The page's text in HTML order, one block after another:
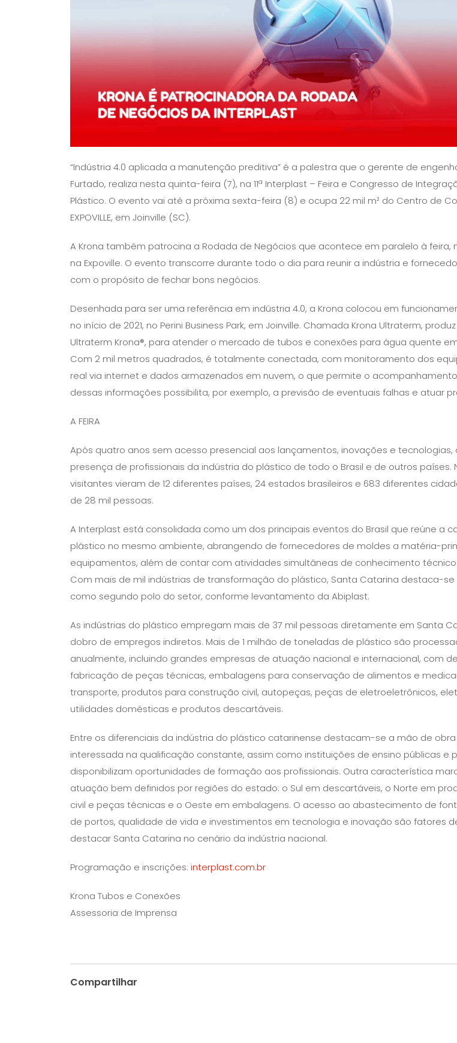
“Indústria 4.0 aplicada a manutenção preditiva” é a palestra que o gerente de
Furtado, realiza nesta quinta-feira (7), na 11ª Interplast – Feira e Congresso de
Plástico. O evento vai até a próxima sexta-feira (8) e ocupa 22 mil m² do Centro de
EXPOVILLE, em Joinville (SC).
A Krona também patrocina a Rodada de Negócios que acontece em paralelo à feira,
na Expoville. O evento transcorre durante todo o dia para reunir a indústria e
com o propósito de fechar bons negócios.
Desenhada para ser uma referência em indústria 4.0, a Krona colocou em
no início de 2021, no Perini Business Park, em Joinville. Chamada Krona Ultraterm,
Ultraterm Krona®, para atender o mercado de tubos e conexões para água quente
Com 2 mil metros quadrados, é totalmente conectada, com monitoramento dos
real via internet e dados armazenados em nuvem, o que permite o
dessas informações possibilita, por exemplo, a previsão de eventuais falhas e atuar
A FEIRA
Após quatro anos sem acesso presencial aos lançamentos, inovações e tecnologias,
presença de profissionais da indústria do plástico de todo o Brasil e de outros países.
visitantes vieram de 12 diferentes países, 24 estados brasileiros e 683 diferentes
de 28 mil pessoas.
A Interplast está consolidada como um dos principais eventos do Brasil que reúne a
plástico no mesmo ambiente, abrangendo de fornecedores de moldes a matéria-
equipamentos, além de contar com atividades simultâneas de conhecimento
Com mais de mil indústrias de transformação do plástico, Santa Catarina destaca-
como segundo polo do setor, conforme levantamento da Abiplast.
As indústrias do plástico empregam mais de 37 mil pessoas diretamente em Santa
dobro de empregos indiretos. Mais de 1 milhão de toneladas de plástico são
anualmente, incluindo grandes empresas de atuação nacional e internacional, com
fabricação de peças técnicas, embalagens para conservação de alimentos e
transporte, produtos para construção civil, autopeças, peças de eletroeletrônicos,
utilidades domésticas e produtos descartáveis.
Entre os diferenciais da indústria do plástico catarinense destacam-se a mão de
interessada na qualificação constante, assim como instituições de ensino públicas e
disponibilizam oportunidades de formação aos profissionais. Outra característica
atuação bem definidos por regiões do estado: o Sul em descartáveis, o Norte em
civil e peças técnicas e o Oeste em embalagens. O acesso ao abastecimento de
de portos, qualidade de vida e investimentos em tecnologia e inovação são fatores
destacar Santa Catarina no cenário da indústria nacional.
Programação e inscrições: interplast.com.br
Krona Tubos e Conexões
Assessoria de Imprensa
Compartilhar